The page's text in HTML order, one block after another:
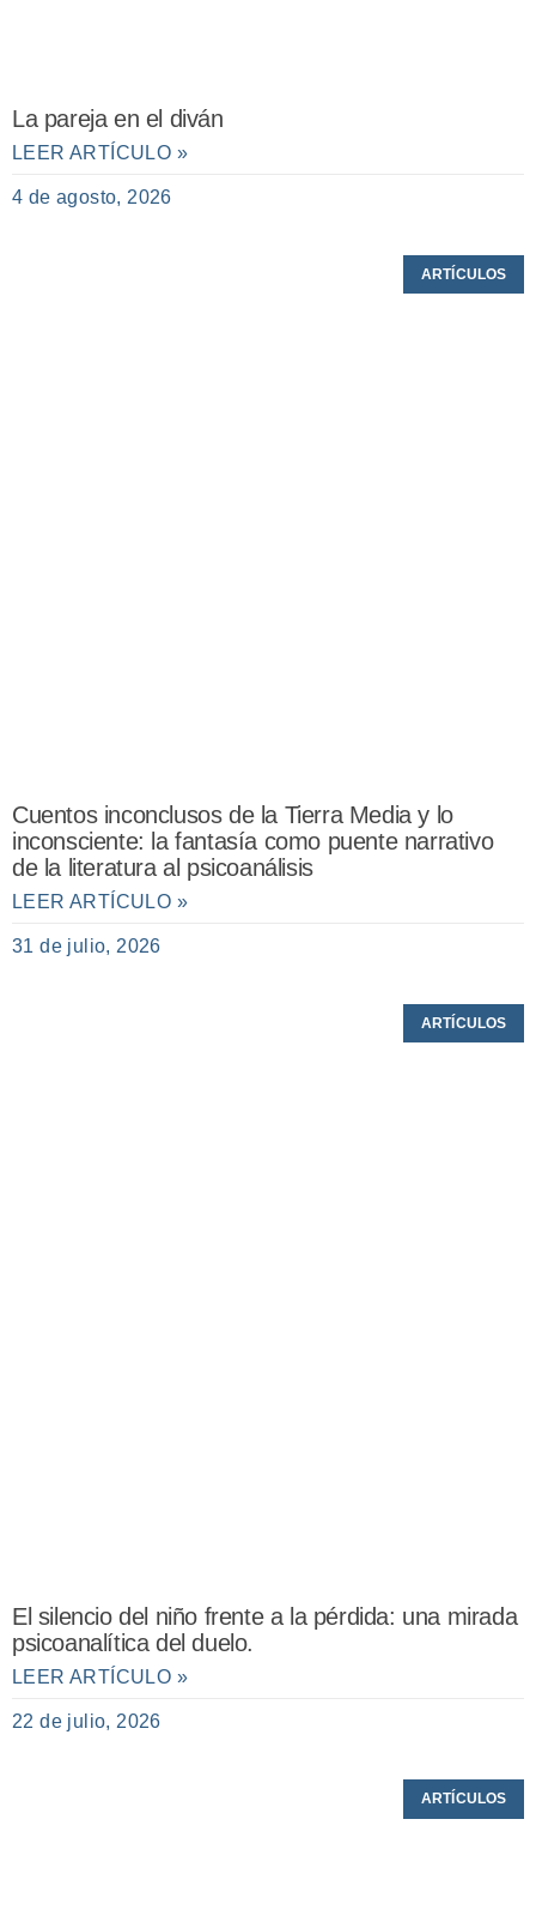
La pareja en el diván
LEER ARTÍCULO »
4 de agosto, 2026
ARTÍCULOS
Cuentos inconclusos de la Tierra Media y lo
inconsciente: la fantasía como puente narrativo
de la literatura al psicoanálisis
LEER ARTÍCULO »
31 de julio, 2026
ARTÍCULOS
El silencio del niño frente a la pérdida: una mirada
psicoanalítica del duelo.
LEER ARTÍCULO »
22 de julio, 2026
ARTÍCULOS